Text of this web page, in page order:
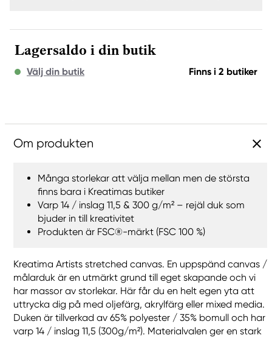
Lagersaldo i din butik
Välj din butik Finns i 2 butiker
Om produkten
Många storlekar att välja mellan men de största
finns bara i Kreatimas butiker
Varp 14 / inslag 11,5 & 300 g/m² – rejäl duk som
bjuder in till kreativitet
Produkten är FSC®-märkt (FSC 100 %)
Kreatima Artists stretched canvas. En uppspänd canvas /
målarduk är en utmärkt grund till eget skapande och vi
har massor av storlekar. Här får du en helt egen yta att
uttrycka dig på med oljefärg, akrylfärg eller mixed media.
Duken är tillverkad av 65% polyester / 35% bomull och har
varp 14 / inslag 11,5 (300g/m²). Materialvalen ger en stark